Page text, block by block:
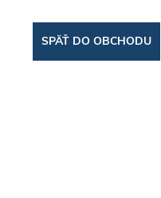
SPÄŤ DO OBCHODU